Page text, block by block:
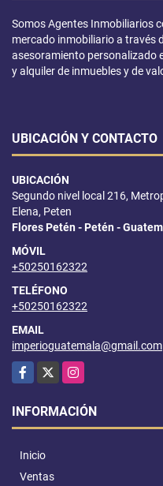
Somos Agentes Inmobiliarios
mercado inmobiliario a través
asesoramiento personalizado
y alquiler de inmuebles y de
UBICACIÓN Y CONTACTO
UBICACIÓN
Segundo nivel local 216,
Elena, Peten
Flores Petén - Petén -
MÓVIL
+50250162322
TELÉFONO
+50250162322
EMAIL
imperioguatemala@gmail.com
Facebook
X Instagram
INFORMACIÓN
Inicio
Ventas